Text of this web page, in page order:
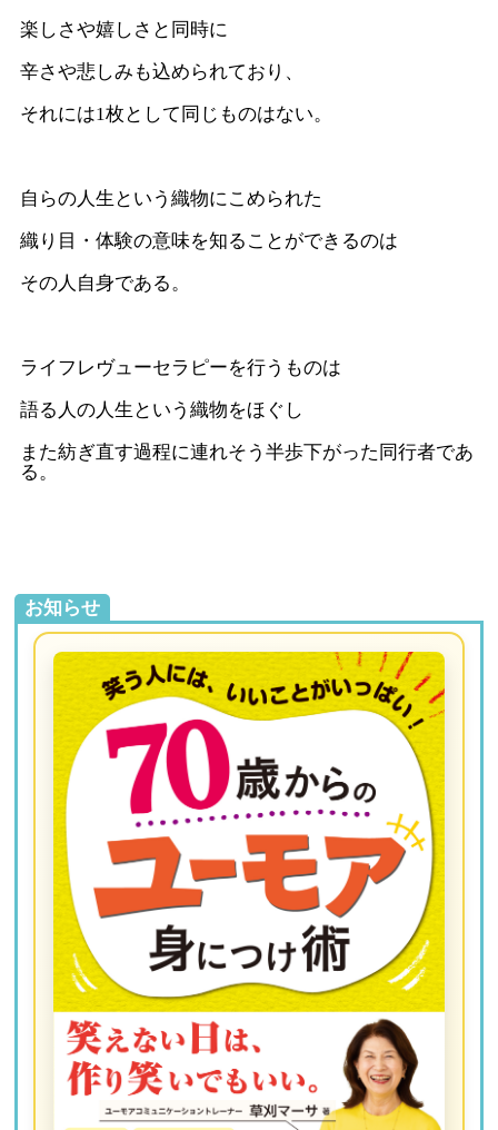
楽しさや嬉しさと同時に
辛さや悲しみも込められており、
それには1枚として同じものはない。
自らの人生という織物にこめられた
織り目・体験の意味を知ることができるのは
その人自身である。
ライフレヴューセラピーを行うものは
語る人の人生という織物をほぐし
また紡ぎ直す過程に連れそう半歩下がった同行者であ
る。
お知らせ